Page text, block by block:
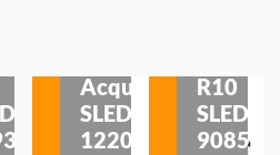
Acqua
SLED
1220
R10
SLED
9085